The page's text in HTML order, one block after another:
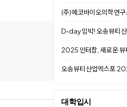
대학입시